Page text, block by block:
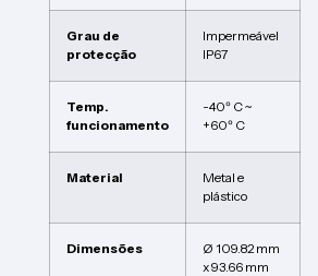
Grau de
protecção
Impermeável
IP67
Temp.
funcionamento
-40º C ~
+60º C
Material
Metal e
plástico
Dimensões
Ø 109.82 mm
x 93.66 mm